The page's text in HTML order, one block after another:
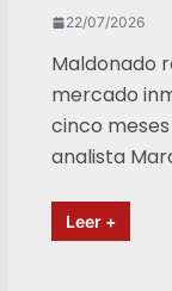
22/07/2026
Maldonado
mercado
cinco
analista
Leer +